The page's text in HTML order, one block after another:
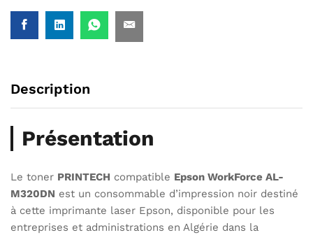
Description
Présentation
Le toner PRINTECH compatible Epson WorkForce AL-
M320DN est un consommable d’impression noir destiné
à cette imprimante laser Epson, disponible pour les
entreprises et administrations en Algérie dans la